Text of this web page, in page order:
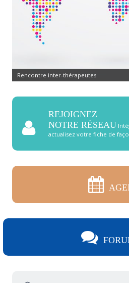
Rencontre inter-thérapeutes
REJOIGNEZ
NOTRE RÉSEAU
actualisez votre fiche de